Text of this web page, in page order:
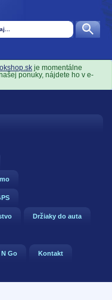
je momentálne
ponuky, nájdete ho v e-
Držiaky do auta
Go Kontakt